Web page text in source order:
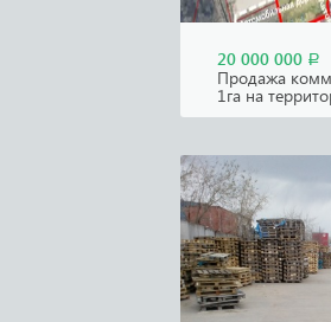
20 000 000 Р
Продажа
1га на
Лесное.